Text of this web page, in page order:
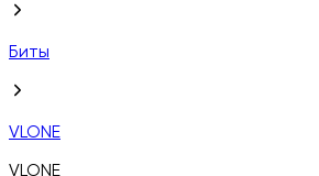
Биты
VLONE
VLONE